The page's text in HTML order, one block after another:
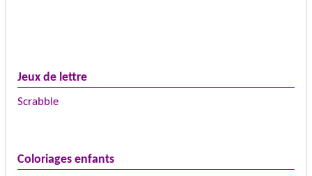
Jeux de lettre
Scrabble
Coloriages enfants